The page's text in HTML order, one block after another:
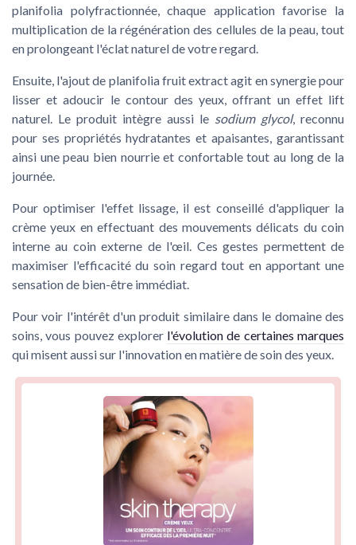
planifolia polyfractionnée, chaque application favorise la
multiplication de la régénération des cellules de la peau, tout
en prolongeant l'éclat naturel de votre regard.
Ensuite, l'ajout de planifolia fruit extractagit en synergie pour
lisser et adoucir le contour des yeux, offrant un effet lift
naturel. Le produit intègre aussi le sodium glycol, reconnu
pour ses propriétés hydratantes et apaisantes, garantissant
ainsi une peau bien nourrie et confortable tout au long de la
journée.
Pour optimiser l'effet lissage, il est conseillé d'appliquer la
crème yeux en effectuant des mouvements délicats du coin
interne au coin externe de l'œil. Ces gestes permettent de
maximiser l'efficacité du soin regard tout en apportant une
sensation de bien-être immédiat.
Pour voir l'intérêt d'un produit similaire dans le domaine des
soins, vous pouvez explorer l'évolution de certaines marques
qui misent aussi sur l'innovation en matière de soin des yeux.